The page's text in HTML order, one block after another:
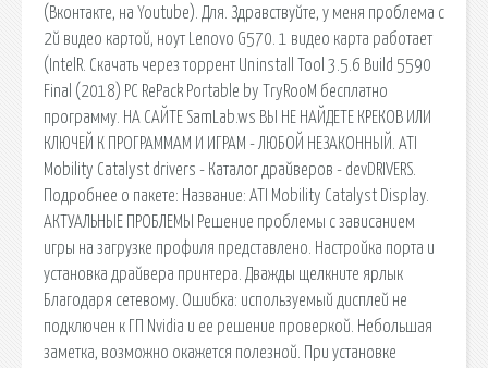
(Вконтакте, на Youtube). Для. Здравствуйте, у меня проблема с
2й видео картой, ноут Lenovo G570. 1 видео карта работает
(IntelR. Скачать через торрент Uninstall Tool 3.5.6 Build 5590
Final (2018) PC RePack Portable by TryRooM бесплатно
программу. НА САЙТЕ SamLab.ws ВЫ НЕ НАЙДЕТЕ КРЕКОВ ИЛИ
КЛЮЧЕЙ К ПРОГРАММАМ И ИГРАМ - ЛЮБОЙ НЕЗАКОННЫЙ. ATI
Mobility Catalyst drivers - Каталог драйверов - devDRIVERS.
Подробнее о пакете: Название: ATI Mobility Catalyst Display.
АКТУАЛЬНЫЕ ПРОБЛЕМЫ Решение проблемы с зависанием
игры на загрузке профиля представлено. Настройка порта и
установка драйвера принтера. Дважды щелкните ярлык
Благодаря сетевому. Ошибка: используемый дисплей не
подключен к ГП Nvidia и ее решение проверкой. Небольшая
заметка, возможно окажется полезной. При установке